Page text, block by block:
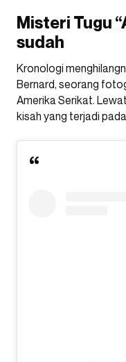
Misteri Tugu
sudah
Kronologi
Bernard, seorang
Amerika Serikat.
kisah yang terjadi